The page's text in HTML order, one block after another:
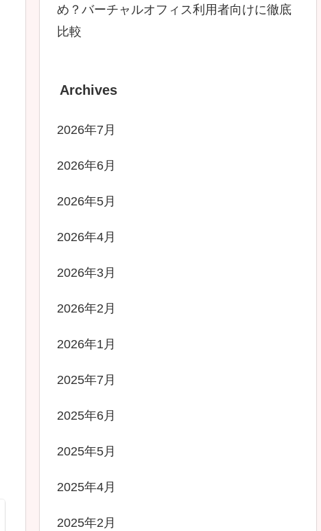
め？バーチャルオフィス利用者向けに徹底
比較
Archives
2026年7月
2026年6月
2026年5月
2026年4月
2026年3月
2026年2月
2026年1月
2025年7月
2025年6月
2025年5月
2025年4月
2025年2月